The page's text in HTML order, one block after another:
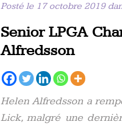
Posté le 17 octobre 2019
Senior LPGA
Alfredsson
Helen Alfredsson a
Lick, malgré une